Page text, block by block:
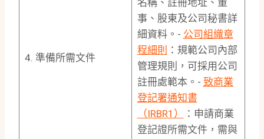
4. 準備所需文件
名稱、註冊地址、董
事、股東及公司秘書詳
細資料。- 公司組織章
程細則 ：規範公司內部
管理規則，可採用公司
註冊處範本。- 致商業
登記署通知書
（IRBR1）
：申請商業
登記證所需文件，需與